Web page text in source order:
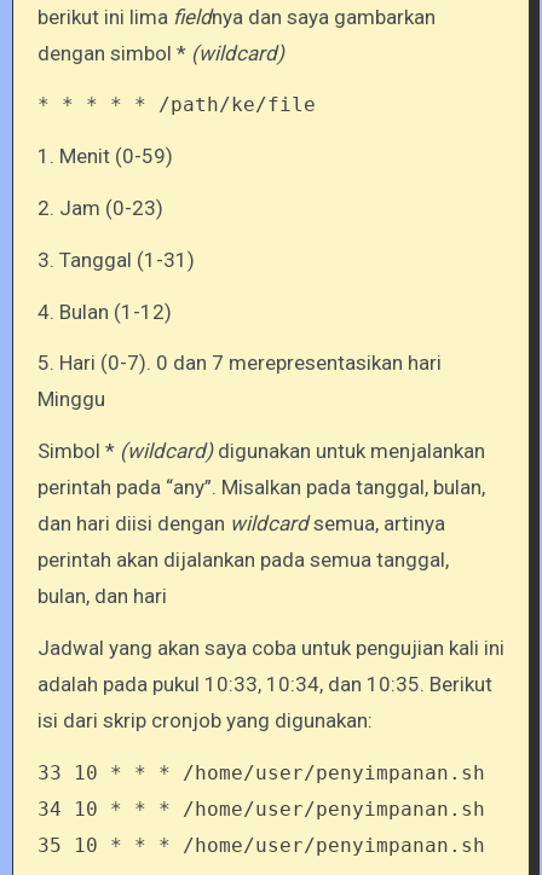
berikut ini lima fieldnya dan saya gambarkan
dengan simbol * (wildcard)
* * * * * /path/ke/file
1. Menit (0-59)
2. Jam (0-23)
3. Tanggal (1-31)
4. Bulan (1-12)
5. Hari (0-7). 0 dan 7 merepresentasikan hari
Minggu
Simbol * (wildcard) digunakan untuk menjalankan
perintah pada “any”. Misalkan pada tanggal, bulan,
dan hari diisi dengan wildcardsemua, artinya
perintah akan dijalankan pada semua tanggal,
bulan, dan hari
Jadwal yang akan saya coba untuk pengujian kali ini
adalah pada pukul 10:33, 10:34, dan 10:35. Berikut
isi dari skrip cronjob yang digunakan:
33 10 * * * /home/user/penyimpanan.sh
34 10 * * * /home/user/penyimpanan.sh
35 10 * * * /home/user/penyimpanan.sh